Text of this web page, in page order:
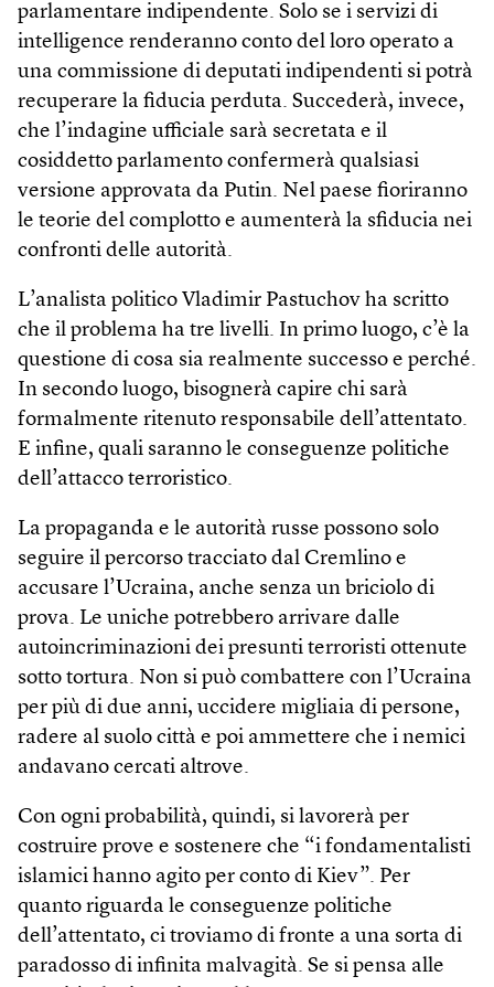
parlamentare indipendente. Solo se i servizi di
intelligence renderanno conto del loro operato a
una commissione di deputati indipendenti si potrà
recuperare la fiducia perduta. Succederà, invece,
che l’indagine ufficiale sarà secretata e il
cosiddetto parlamento confermerà qualsiasi
versione approvata da Putin. Nel paese fioriranno
le teorie del complotto e aumenterà la sfiducia nei
confronti delle autorità.
L’analista politico Vladimir Pastuchov ha scritto
che il problema ha tre livelli. In primo luogo, c’è la
questione di cosa sia realmente successo e perché.
In secondo luogo, bisognerà capire chi sarà
formalmente ritenuto responsabile dell’attentato.
E infine, quali saranno le conseguenze politiche
dell’attacco terroristico.
La propaganda e le autorità russe possono solo
seguire il percorso tracciato dal Cremlino e
accusare l’Ucraina, anche senza un briciolo di
prova. Le uniche potrebbero arrivare dalle
autoincriminazioni dei presunti terroristi ottenute
sotto tortura. Non si può combattere con l’Ucraina
per più di due anni, uccidere migliaia di persone,
radere al suolo città e poi ammettere che i nemici
andavano cercati altrove.
Con ogni probabilità, quindi, si lavorerà per
costruire prove e sostenere che “i fondamentalisti
islamici hanno agito per conto di Kiev”. Per
quanto riguarda le conseguenze politiche
dell’attentato, ci troviamo di fronte a una sorta di
paradosso di infinita malvagità. Se si pensa alle